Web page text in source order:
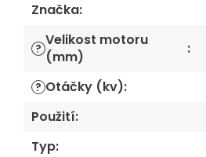
Značka:
? Velikost motoru
(mm)
:
? Otáčky (kv):
Použití:
Typ: